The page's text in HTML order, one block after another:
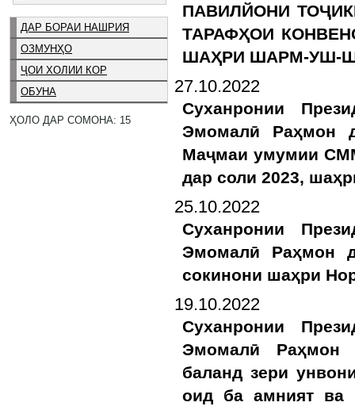
ДАР БОРАИ НАШРИЯ
ОЗМУНҲО
ҶОИ ХОЛИИ КОР
ОБУНА
ҲОЛО ДАР СОМОНА: 15
ПАВИЛЙОНИ
ТАРАФҲОИ
ШАҲРИ ШАРМ-УШ-
27.10.2022
Суханронии
Эмомалӣ Раҳмон
Маҷмаи умумии
дар соли 2023,
25.10.2022
Суханронии
Эмомалӣ Раҳмон
сокинони шаҳри
19.10.2022
Суханронии
Эмомалӣ Раҳмон
баланд зери
оид ба амният ва